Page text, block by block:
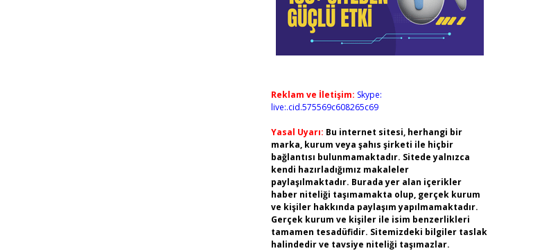
Reklam ve İletişim: Skype:
live:.cid.575569c608265c69
Yasal Uyarı: Bu internet sitesi, herhangi bir
marka, kurum veya şahıs şirketi ile hiçbir
bağlantısı bulunmamaktadır. Sitede yalnızca
kendi hazırladığımız makaleler
paylaşılmaktadır. Burada yer alan içerikler
haber niteliği taşımamakta olup, gerçek kurum
ve kişiler hakkında paylaşım yapılmamaktadır.
Gerçek kurum ve kişiler ile isim benzerlikleri
tamamen tesadüfidir. Sitemizdeki bilgiler taslak
halindedir ve tavsiye niteliği taşımazlar.